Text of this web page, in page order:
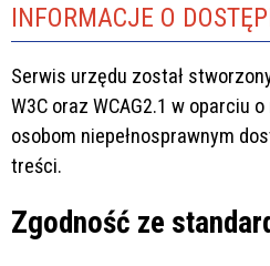
INFORMACJE O
Serwis urzędu został
W3C oraz WCAG2.1 w oparciu
osobom niepełnosprawnym
treści.
Zgodność ze